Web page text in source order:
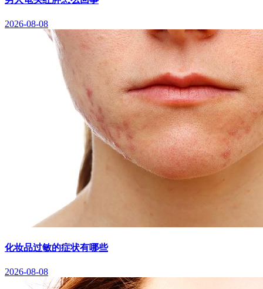
2026-08-08
化妆品过敏的症状有哪些
2026-08-08